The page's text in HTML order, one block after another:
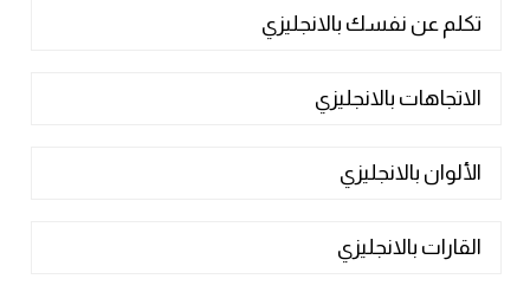
تكلم عن نفسك بالانجليزي
الاتجاهات بالانجليزي
الألوان بالانجليزي
القارات بالانجليزي